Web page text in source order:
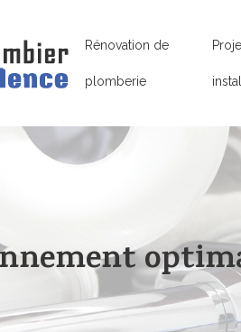
Rénovation de
plomberie